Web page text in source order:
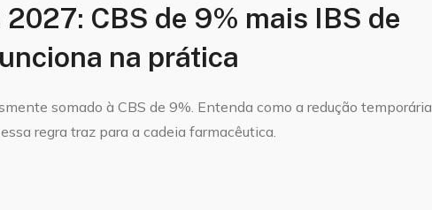
CBS de 9% mais IBS de
na prática
somado à CBS de 9%. Entenda como a redução temporária
regra traz para a cadeia farmacêutica.